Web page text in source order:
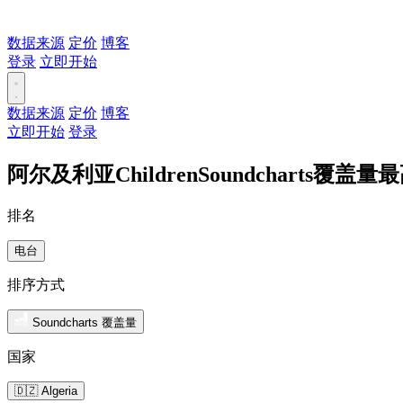
数据来源 定价 博客
登录 立即开始
数据来源 定价 博客
立即开始 登录
阿尔及利亚ChildrenSoundcharts覆盖量
排名
电台
排序方式
Soundcharts 覆盖量
国家
🇩🇿 Algeria